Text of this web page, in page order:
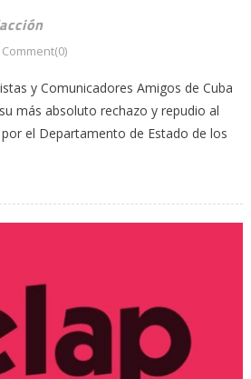
Comment(0)
y Comunicadores Amigos de Cuba
más absoluto rechazo y repudio al
el Departamento de Estado de los